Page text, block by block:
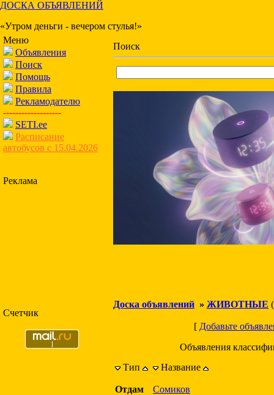
ДОСКА ОБЪЯВЛЕНИЙ
«Утром деньги - вечером стулья!»
Меню
Объявления
Поиск
Помощь
Правила
Рекламодателю
-------------------
SETI.ee
Расписание
автобусов с 15.04.2026
Реклама
Счетчик
Поиск
Доска объявлений » ЖИВОТНЫЕ
[ Добавьте
Объявления
Тип
Название
Отдам
Сомиков